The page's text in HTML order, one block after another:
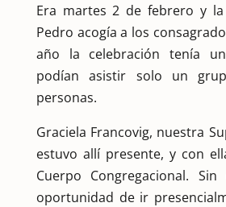
Era martes 2 de febrero y la
Pedro acogía a los
año la celebración tenía
podían asistir solo un
personas.
Graciela Francovig, nuestra
estuvo allí presente, y con
Cuerpo Congregacional.
oportunidad de ir